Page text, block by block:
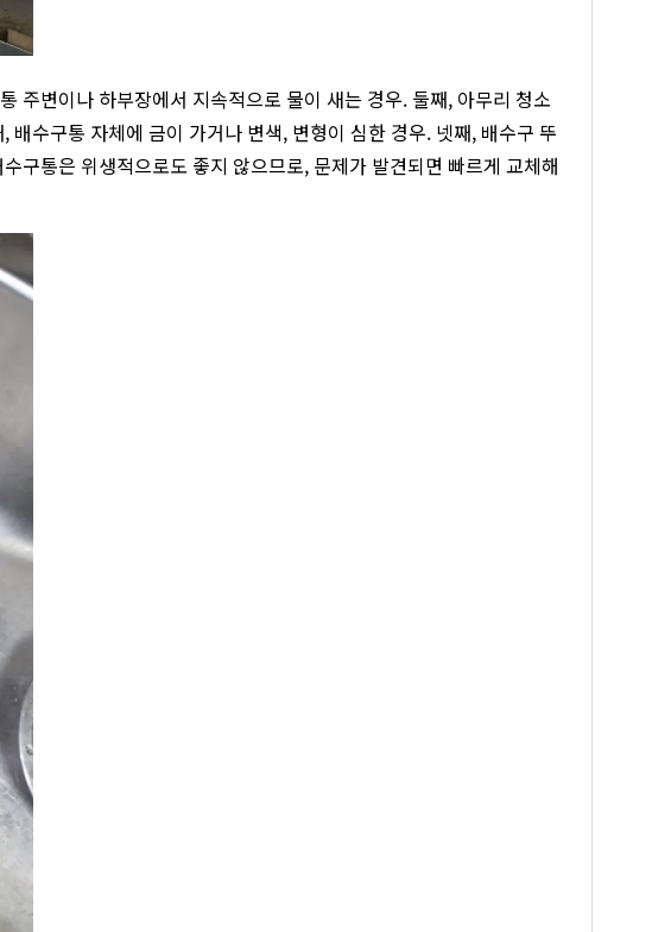
주변이나 하부장에서 지속적으로 물이 새는 경우. 둘째, 아무리 청소
수구통 자체에 금이 가거나 변색, 변형이 심한 경우. 넷째, 배수구 뚜
구통은 위생적으로도 좋지 않으므로, 문제가 발견되면 빠르게 교체해